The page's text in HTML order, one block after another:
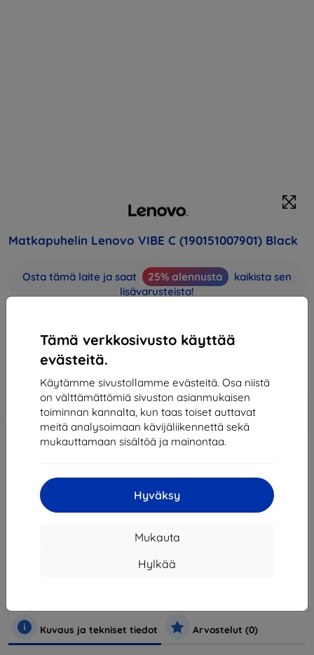
Tämä verkkosivusto käyttää
evästeitä.
Käytämme sivustollamme evästeitä. Osa niistä
on välttämättömiä sivuston asianmukaisen
toiminnan kannalta, kun taas toiset auttavat
meitä analysoimaan kävijäliikennettä sekä
mukauttamaan sisältöä ja mainontaa.
Hyväksy
Mukauta
Hylkää
Matkapuhelin Lenovo VIBE C (190151007901) Black
Osta tämä laite ja saat 25% alennusta
kaikista sen
lisävarusteista!
87,22 €
-10%
Alennus kupongilla
EXTRA10
Lisää
ostoskoriin
Loppuunmyyty
Kuvaus ja tekniset tiedot Arvostelut (0)